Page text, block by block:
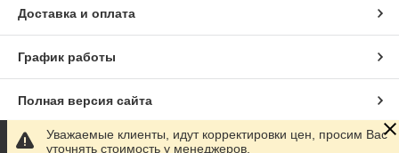
Доставка и оплата
График работы
Полная версия сайта
Сайт создан на маркетплейсеSatu.kz
Уважаемые клиенты, идут корректировки цен, просим Вас
уточнять стоимость у менеджеров.